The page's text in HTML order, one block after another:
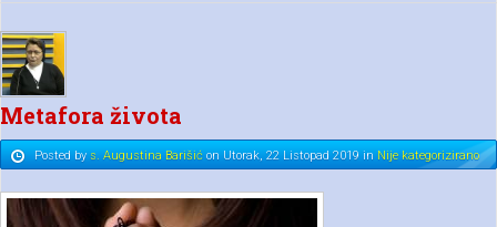
Metafora života
Posted bys. Augustina Barišić on Utorak, 22 Listopad 2019 in Nije kategorizirano